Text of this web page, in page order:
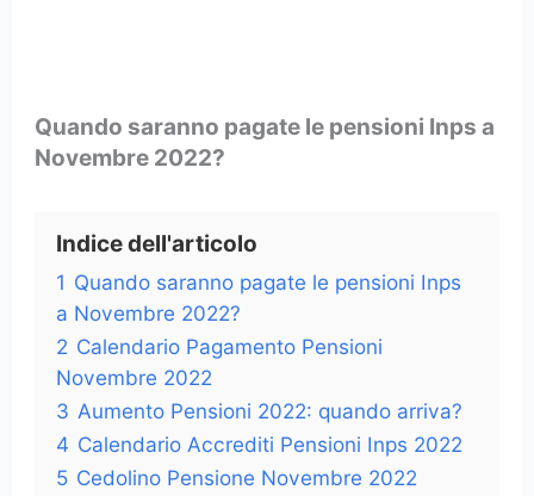
Quando saranno pagate le pensioni Inps a
Novembre 2022?
Indice dell'articolo
1 Quando saranno pagate le pensioni Inps
a Novembre 2022?
2 Calendario Pagamento Pensioni
Novembre 2022
3 Aumento Pensioni 2022: quando arriva?
4 Calendario Accrediti Pensioni Inps 2022
5 Cedolino Pensione Novembre 2022